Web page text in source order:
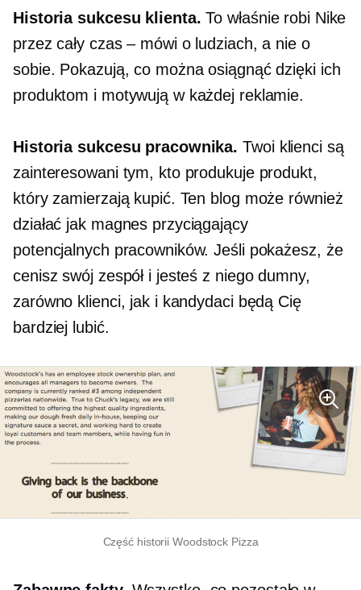
Historia sukcesu klienta. To właśnie robi Nike
przez cały czas – mówi o ludziach, a nie o
sobie. Pokazują, co można osiągnąć dzięki ich
produktom i motywują w każdej reklamie.
Historia sukcesu pracownika. Twoi klienci są
zainteresowani tym, kto produkuje produkt,
który zamierzają kupić. Ten blog może również
działać jak magnes przyciągający
potencjalnych pracowników. Jeśli pokażesz, że
cenisz swój zespół i jesteś z niego dumny,
zarówno klienci, jak i kandydaci będą Cię
bardziej lubić.
Część historii Woodstock Pizza